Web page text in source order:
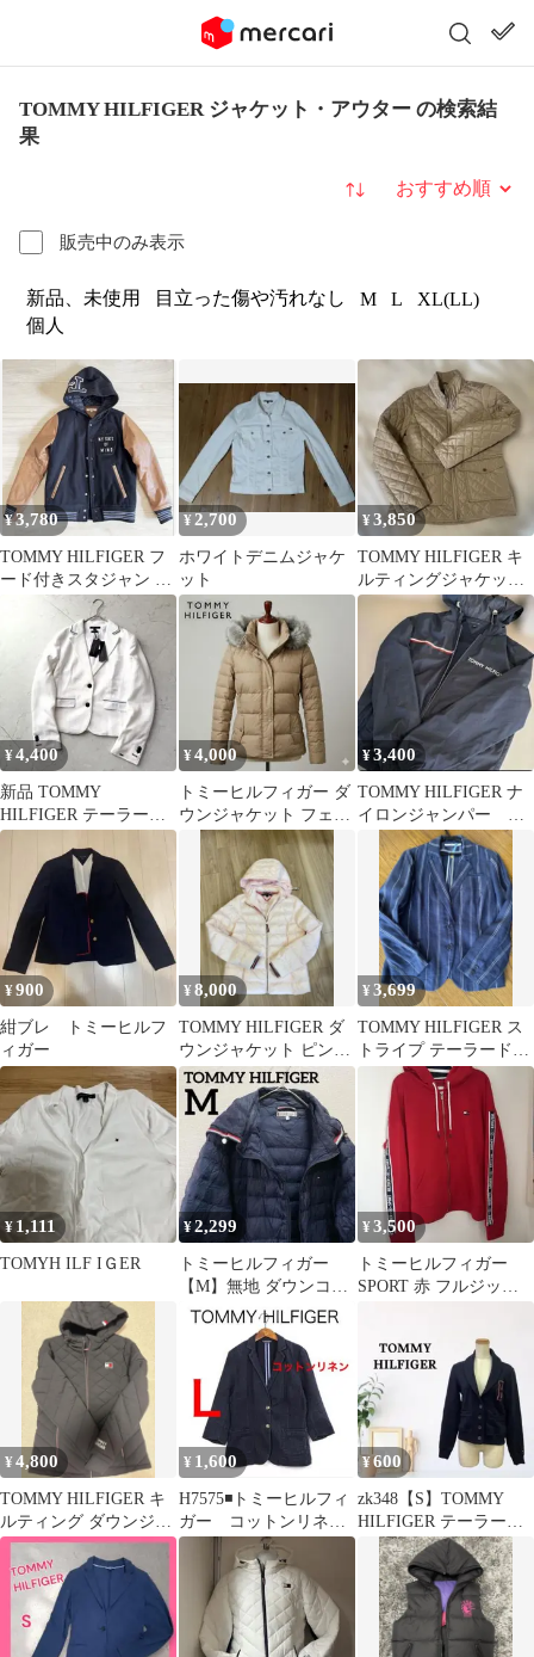
TOMMY HILFIGER ジャケット・アウター の検索結
果
販売中のみ表示
並び替え
新品、未使用 目立った傷や汚れなし M L
XL(LL)
個人
¥3,780
TOMMY HILFIGER フ
ード付きスタジャン ブ
¥ 2,700
ホワイトデニムジャケ
ット
¥3,850
TOMMY HILFIGER キ
ルティングジャケット
ベージュ XS
¥4,400
新品 TOMMY
HILFIGER テーラード
ジャケット M ホワイト
¥4,000
トミーヒルフィガー ダ
ウンジャケット フェイ
クファー ベージュ ウエ
ストシェイプ
¥3,400
TOMMY HILFIGER ナ
イロンジャンパー ネ
イビー
¥900
紺ブレ トミーヒルフ
ィガー
¥8,000
TOMMY HILFIGER ダ
ウンジャケット ピンク
S/P
¥3,699
TOMMY HILFIGER ス
トライプ テーラードジ
ャケット リネン100%
¥ 1,111
TOMYH ILF IＧER
¥2,299
トミーヒルフィガー
【M】無地 ダウンコー
ト フード付き ロング丈
紺 ナイロン
¥3,500
トミーヒルフィガー
SPORT 赤 フルジップ
¥4,800
TOMMY HILFIGER キ
ルティング ダウンジャ
ケット
¥ 1,600
H7575◾️トミーヒルフィ
ガー コットンリネン
７分袖 ２釦ジャケッ
¥600
zk348【S】TOMMY
HILFIGER テーラード
ジャケット Hロゴ